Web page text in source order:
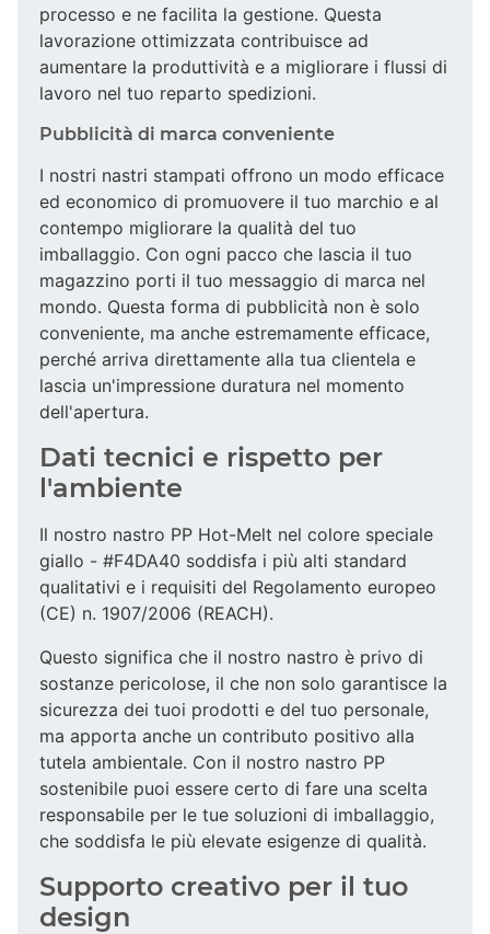
processo e ne facilita la gestione. Questa
lavorazione ottimizzata contribuisce ad
aumentare la produttività e a migliorare i flussi di
lavoro nel tuo reparto spedizioni.
Pubblicità di marca conveniente
I nostri nastri stampati offrono un modo efficace
ed economico di promuovere il tuo marchio e al
contempo migliorare la qualità del tuo
imballaggio. Con ogni pacco che lascia il tuo
magazzino porti il tuo messaggio di marca nel
mondo. Questa forma di pubblicità non è solo
conveniente, ma anche estremamente efficace,
perché arriva direttamente alla tua clientela e
lascia un'impressione duratura nel momento
dell'apertura.
Dati tecnici e rispetto per
l'ambiente
Il nostro nastro PP Hot-Melt nel colore speciale
giallo - #F4DA40 soddisfa i più alti standard
qualitativi e i requisiti del Regolamento europeo
(CE) n. 1907/2006 (REACH).
Questo significa che il nostro nastro è privo di
sostanze pericolose, il che non solo garantisce la
sicurezza dei tuoi prodotti e del tuo personale,
ma apporta anche un contributo positivo alla
tutela ambientale. Con il nostro nastro PP
sostenibile puoi essere certo di fare una scelta
responsabile per le tue soluzioni di imballaggio,
che soddisfa le più elevate esigenze di qualità.
Supporto creativo per il tuo
design